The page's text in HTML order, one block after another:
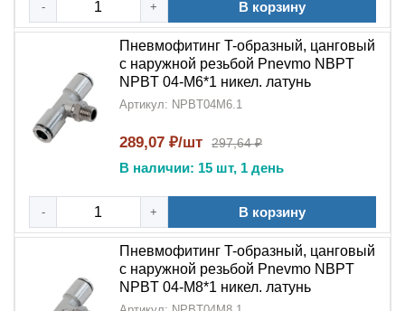
латуньобеспечивает длительную эксплуатацию
Функциональность: T-образная
конструкцияоптимальна для разветвления
магистралей
Простота обслуживания: Цанговый
механизмупрощает замену трубок
Герметичность:Наружная резьба
гарантирует надежное соединение
Широкая совместимость: Подходит для
большинства промышленных стандартов
- + В корзину
Пневмофитинг T-образный, цанговый
с наружной резьбой Pnevmo NBPT
NPBT 04-M6*1 никел. латунь
Артикул: NPBT04M6.1
289,07 ₽/шт 297,64 ₽
В наличии: 15 шт, 1 день
- + В корзину
Пневмофитинг T-образный, цанговый
с наружной резьбой Pnevmo NBPT
NPBT 04-M8*1 никел. латунь